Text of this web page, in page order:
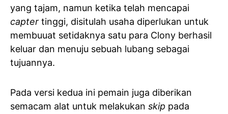
yang tajam, namun ketika telah mencapai
capter tinggi, disitulah usaha diperlukan untuk
membuuat setidaknya satu para Clony berhasil
keluar dan menuju sebuah lubang sebagai
tujuannya.
Pada versi kedua ini pemain juga diberikan
semacam alat untuk melakukan skip pada